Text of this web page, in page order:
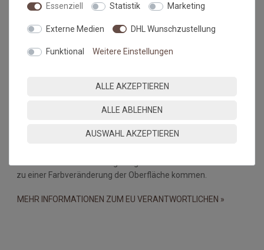
Falls dies doch mal passiert, auf keinen Fall in den Trockner
nächsten Waschen sollten die wieder verschwunden sein.
Maßtoleranzen und Farbabweichungen:
sowie Farbabweichungen zwischen Bildschirmfoto und
durch eine Wechselwirkung mit gummibeschichteten Matten
zu einer Farbveränderung der Oberfläche kommen.
MEHR INFORMATIONEN ZUM EU VERANTWORTLICHEN »
Essenziell Statistik Marketing
Externe Medien DHL Wunschzustellung
Funktional Weitere Einstellungen
ALLE AKZEPTIEREN
ALLE ABLEHNEN
AUSWAHL AKZEPTIEREN